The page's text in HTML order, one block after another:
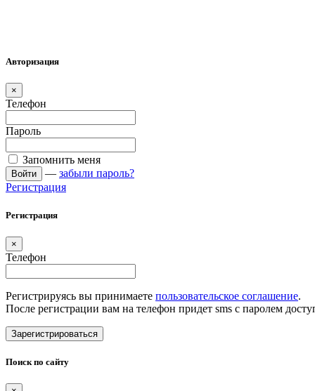
Авторизация
×
Телефон
Пароль
Запомнить меня
Войти — забыли пароль?
Регистрация
Регистрация
×
Телефон
Регистрируясь вы принимаете пользовательское соглашение.
После регистрации вам на телефон придет sms с паролем
Зарегистрироваться
Поиск по сайту